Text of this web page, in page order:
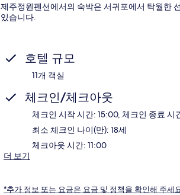
제주정원펜션에서의 숙박은 서귀포에서 탁월한
있습니다.
호텔 규모
11개 객실
체크인/체크아웃
체크인 시작 시간: 15:00, 체크인 종료 시
최소 체크인 나이(만): 18세
체크아웃 시간: 11:00
더 보기
*추가 정보 또는 요금은 요금 및 정책을 확인해 주세